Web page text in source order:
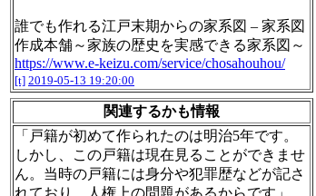
誰でも作れる江戸末期からの家系図 – 家系図
作成本舗～家族の歴史を実感できる家系図～
https://www.e-keizu.com/service/chosahouhou/
[t] 2019-05-13 19:20:00
関連するかも情報
「戸籍が初めて作られたのは明治5年です。
しかし、この戸籍は現在見ることができませ
ん。当時の戸籍には身分や犯罪歴などが記さ